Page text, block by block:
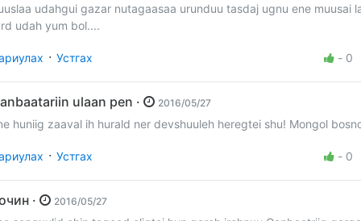
udahgui gazar nutagaasaa urunduu tasdaj ugnu ene muusai
udah yum bol....
· Устгах - 0
Ganbaatariin ulaan pen · 2016/05/27
huniig zaaval ih hurald ner devshuuleh heregtei shu! Mongol
· Устгах - 0
Зочин · 2016/05/27